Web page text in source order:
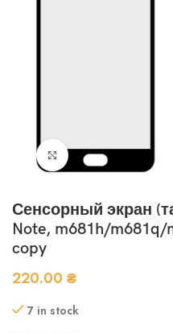
Нажмите, чтобы
Сенсорный экран
Note, m681h/
copy
220.00 ₴
7 in stock